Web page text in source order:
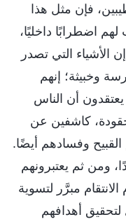
فإن مثل هذا
اضطرابًا داخليًا،
الأشياء التي تصدر
وخبيثة؛ إنهم
أن الناس
كاشفين عن
وفسادهم أيضًا.
ومن ثم يعتبرونهم
مبرَّر لتسوية
أهدافهم